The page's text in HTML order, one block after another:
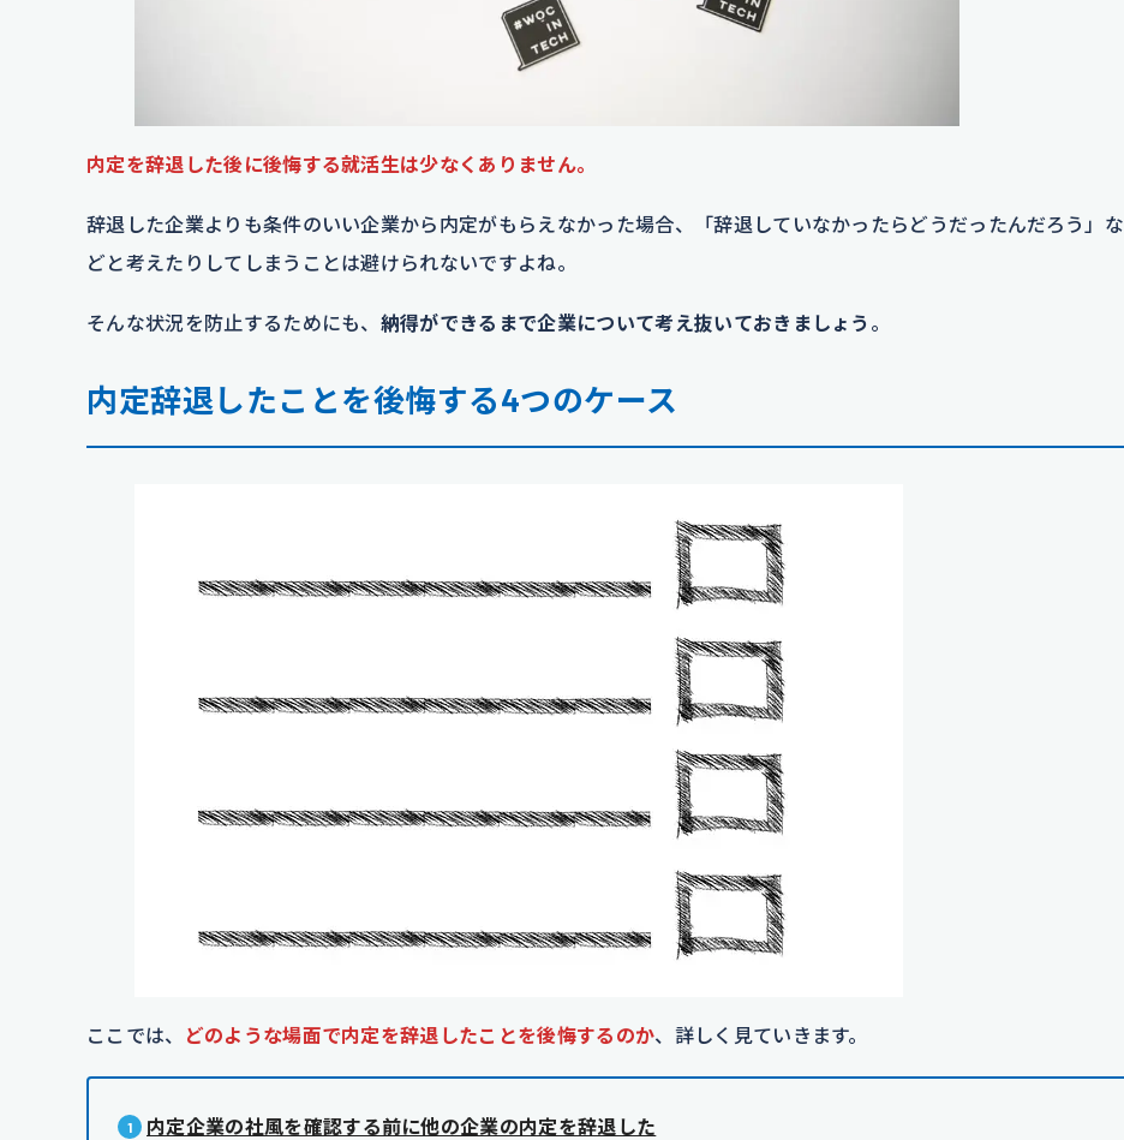
内定を辞退した後に後悔する就活生は少なくありません。
辞退した企業よりも条件のいい企業から内定がもらえなかった場合、「辞退していなかったらどうだったんだろう」な
どと考えたりしてしまうことは避けられないですよね。
そんな状況を防止するためにも、 納得ができるまで企業について考え抜いておきましょう 。
内定辞退したことを後悔する4つのケース
ここでは、 どのような場面で内定を辞退したことを後悔するのか、詳しく見ていきます。
内定企業の社風を確認する前に他の企業の内定を辞退した